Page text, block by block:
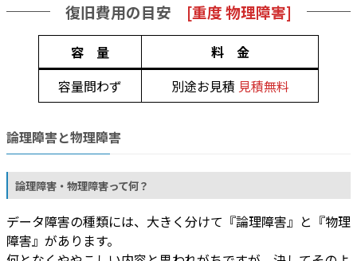
復旧費用の目安 [重度 物理障害]
容 量
料 金
容量問わず
別途お見積 見積無料
論理障害と物理障害
論理障害・物理障害って何？
データ障害の種類には、大きく分けて『論理障害』と『物理
障害』があります。